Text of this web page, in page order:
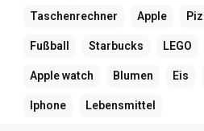
Taschenrechner Apple
Fußball Starbucks LEGO
Apple watch Blumen Eis
Iphone Lebensmittel